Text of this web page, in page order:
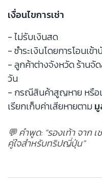
เงื่อนไขการเช่า
- ไม่รับเงินสด
- ชำระเงินโดยการโอนเข้
- ลูกค้าต่างจังหวัด ร้านจั
วัน
- กรณีสินค้าสูญหาย หรือเ
เรียกเก็บค่าเสียหายตาม
💬 คำพูด: “รองเท้า จาก
คู่ใจสำหรับทริปญี่ปุ่น”